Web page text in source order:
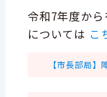
令和7年度か
については こ
【市長部局